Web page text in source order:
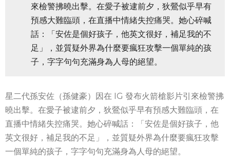
來檢警拂曉出擊。在愛子被逮前夕，狄鶯似乎早有
預感大難臨頭，在直播中情緒失控痛哭。她心碎喊
話：「安佐是個好孩子，他英文很好，補足我的不
足」，並質疑外界為什麼要瘋狂攻擊一個單純的孩
子，字字句句充滿身為人母的絕望。
星二代孫安佐（孫健豪）因在 IG 發布火箭槍影片引來檢警拂
曉出擊。在愛子被逮前夕，狄鶯似乎早有預感大難臨頭，在
直播中情緒失控痛哭。她心碎喊話：「安佐是個好孩子，他
英文很好，補足我的不足」，並質疑外界為什麼要瘋狂攻擊
一個單純的孩子，字字句句充滿身為人母的絕望。